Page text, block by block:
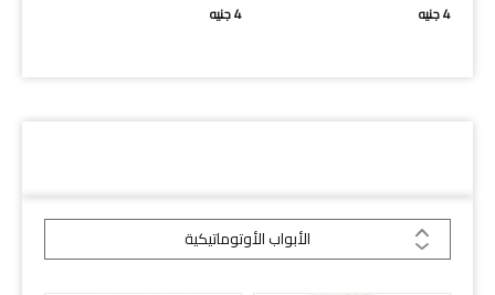
4جنيه
4جنيه
الأبواب الأوتوماتيكية